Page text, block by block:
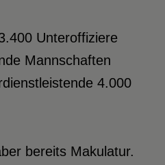
Unteroffiziere
Mannschaften
4.000
bereits Makulatur.